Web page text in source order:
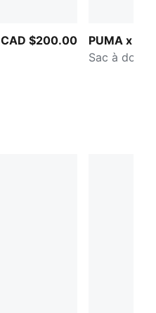
CAD $200.00
PUMA x
Sac à dos